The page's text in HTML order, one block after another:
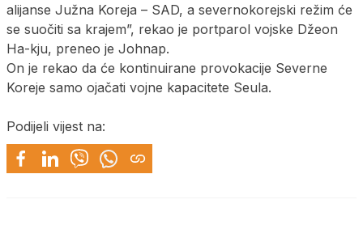
alijanse Južna Koreja – SAD, a severnokorejski režim će
se suočiti sa krajem”, rekao je portparol vojske Džeon
Ha-kju, preneo je Johnap.
On je rekao da će kontinuirane provokacije Severne
Koreje samo ojačati vojne kapacitete Seula.
Podijeli vijest na: